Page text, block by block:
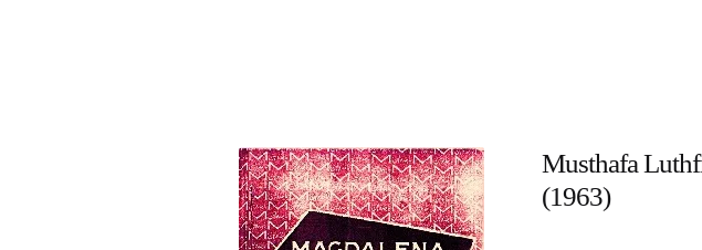
Musthafa
(1963)